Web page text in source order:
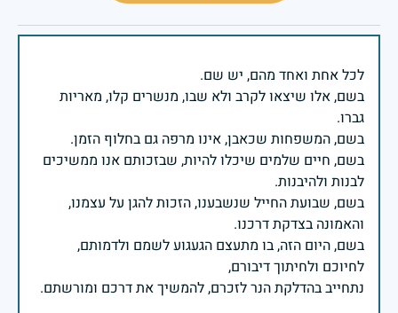
בשם, אלו שיצאו לקרב ולא שבו, מנשרים קלו, מאריות
בשם, חיים שלמים שיכלו להיות, שבזכותם אנו ממשיכים
בשם, שבועת החייל שנשבענו, הזכות להגן על עצמנו,
בשם, היום הזה, בו מתעצם הגעגוע לשמם ולדמותם,
נתחייב בהדלקת הנר לזכרם, להמשיך את דרכם ומורשתם.